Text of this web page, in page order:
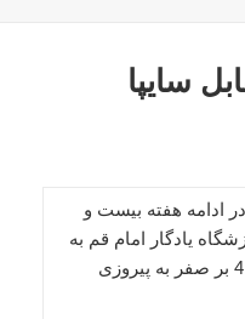
سایپا
ادامه هفته بیست و
یادگار امام قم به
مصاف تیم سایپا رفت که با نتیجه 4 بر صفر به پیروزی